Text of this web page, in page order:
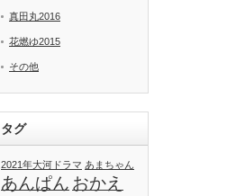
真田丸2016
花燃ゆ2015
その他
タグ
2021年大河ドラマ あまちゃん
あんぱん おかえ